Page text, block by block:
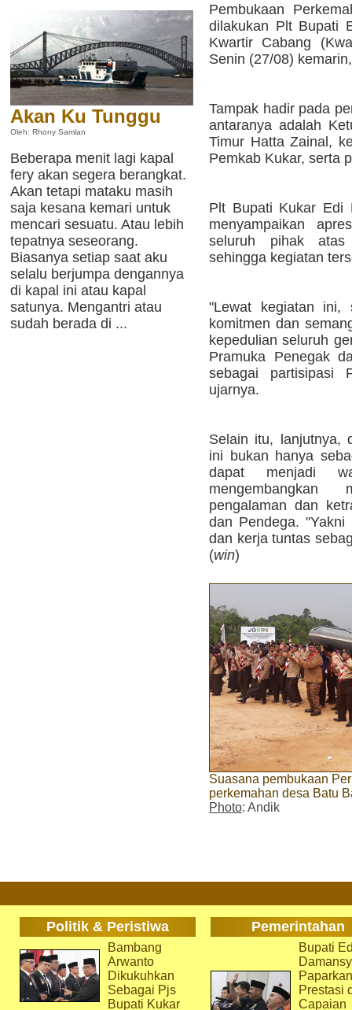
Akan Ku Tunggu
Oleh: Rhony Samlan
Beberapa menit lagi kapal
fery akan segera berangkat.
Akan tetapi mataku masih
saja kesana kemari untuk
mencari sesuatu. Atau lebih
tepatnya seseorang.
Biasanya setiap saat aku
selalu berjumpa dengannya
di kapal ini atau kapal
satunya. Mengantri atau
sudah berada di ...
Pembukaan
dilakukan Plt Bupati
Kwartir Cabang
Senin (27/08)
Tampak hadir pada
antaranya adalah
Timur Hatta Zainal,
Pemkab Kukar, serta
Plt Bupati Kukar Edi
menyampaikan
seluruh pihak atas
sehingga kegiatan
"Lewat kegiatan ini,
komitmen dan
kepedulian seluruh
Pramuka Penegak
sebagai partisipasi
ujarnya.
Selain itu, lanjutnya,
ini bukan hanya
dapat menjadi
pengalaman dan
dan Pendega.
dan kerja tuntas
(win)
Suasana pembukaan
perkemahan desa Batu
Photo: Andik
Politik & Peristiwa Pemerintahan
Bambang
Arwanto
Dikukuhkan
Sebagai Pjs
Bupati Kukar
Bupati
Paparkan
Prestasi
Capaian